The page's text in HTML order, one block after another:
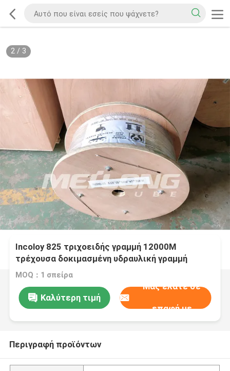
2/ 3
Incoloy 825 τριχοειδής γραμμή 12000M
τρέχουσα δοκιμασμένη υδραυλική γραμμή
ελέγχου του Eddy
MOQ：1 σπείρα
Καλύτερη τιμή
Μας ελάτε σε
επαφή με
Περιγραφή προϊόντων